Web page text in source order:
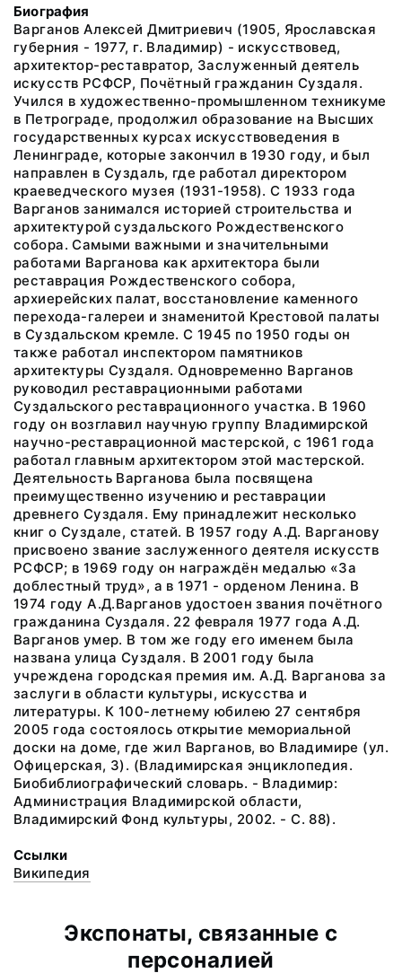
Биография
Варганов Алексей Дмитриевич (1905, Ярославская
губерния - 1977, г. Владимир) - искусствовед,
архитектор-реставратор, Заслуженный деятель
искусств РСФСР, Почётный гражданин Суздаля.
Учился в художественно-промышленном техникуме
в Петрограде, продолжил образование на Высших
государственных курсах искусствоведения в
Ленинграде, которые закончил в 1930 году, и был
направлен в Суздаль, где работал директором
краеведческого музея (1931-1958). С 1933 года
Варганов занимался историей строительства и
архитектурой суздальского Рождественского
собора. Самыми важными и значительными
работами Варганова как архитектора были
реставрация Рождественского собора,
архиерейских палат, восстановление каменного
перехода-галереи и знаменитой Крестовой палаты
в Суздальском кремле. С 1945 по 1950 годы он
также работал инспектором памятников
архитектуры Суздаля. Одновременно Варганов
руководил реставрационными работами
Суздальского реставрационного участка. В 1960
году он возглавил научную группу Владимирской
научно-реставрационной мастерской, с 1961 года
работал главным архитектором этой мастерской.
Деятельность Варганова была посвящена
преимущественно изучению и реставрации
древнего Суздаля. Ему принадлежит несколько
книг о Суздале, статей. В 1957 году А.Д. Варганову
присвоено звание заслуженного деятеля искусств
РСФСР; в 1969 году он награждён медалью «За
доблестный труд», а в 1971 - орденом Ленина. В
1974 году А.Д.Варганов удостоен звания почётного
гражданина Суздаля. 22 февраля 1977 года А.Д.
Варганов умер. В том же году его именем была
названа улица Суздаля. В 2001 году была
учреждена городская премия им. А.Д. Варганова за
заслуги в области культуры, искусства и
литературы. К 100-летнему юбилею 27 сентября
2005 года состоялось открытие мемориальной
доски на доме, где жил Варганов, во Владимире (ул.
Офицерская, 3). (Владимирская энциклопедия.
Биобиблиографический словарь. - Владимир:
Администрация Владимирской области,
Владимирский Фонд культуры, 2002. - С. 88).
Ссылки
Википедия
Экспонаты, связанные с
персоналией